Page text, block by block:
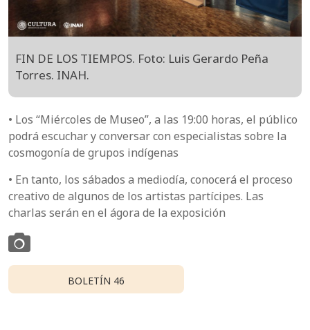
FIN DE LOS TIEMPOS. Foto: Luis Gerardo Peña
Torres. INAH.
• Los “Miércoles de Museo”, a las 19:00 horas, el público
podrá escuchar y conversar con especialistas sobre la
cosmogonía de grupos indígenas
• En tanto, los sábados a mediodía, conocerá el proceso
creativo de algunos de los artistas partícipes. Las
charlas serán en el ágora de la exposición
BOLETÍN 46